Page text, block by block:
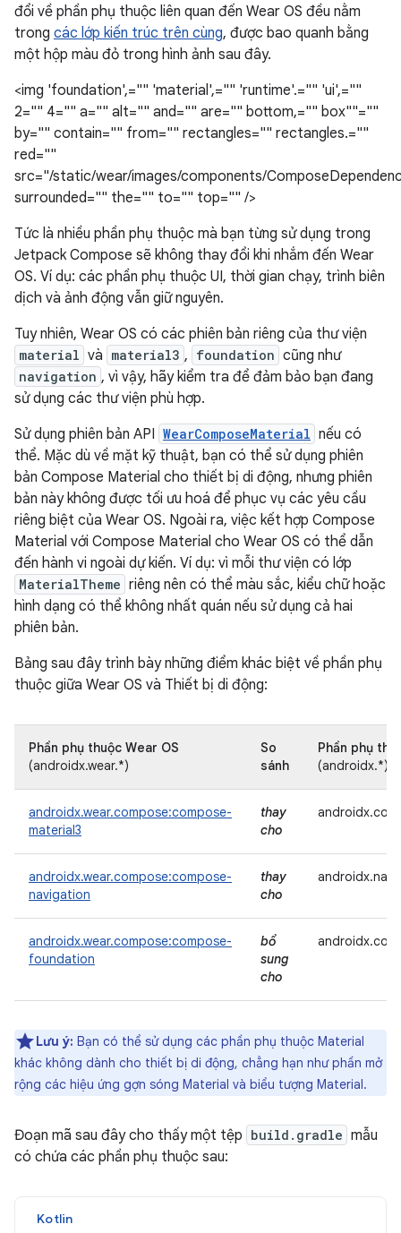
đổi về phần phụ thuộc liên quan đến Wear OS đều nằm
trong các lớp kiến trúc trên cùng, được bao quanh bằng
một hộp màu đỏ trong hình ảnh sau đây.
<img 'foundation',="" 'material',="" 'runtime'.="" 'ui',=""
2="" 4="" a="" alt="" and="" are="" bottom,="" box""=""
by="" contain="" from="" rectangles="" rectangles.=""
red=""
src="/static/wear/images/components/
surrounded="" the="" to="" top="" />
Tức là nhiều phần phụ thuộc mà bạn từng sử dụng trong
Jetpack Compose sẽ không thay đổi khi nhắm đến Wear
OS. Ví dụ: các phần phụ thuộc UI, thời gian chạy, trình biên
dịch và ảnh động vẫn giữ nguyên.
Tuy nhiên, Wear OS có các phiên bản riêng của thư viện
material và material3 , foundation cũng như
navigation , vì vậy, hãy kiểm tra để đảm bảo bạn đang
sử dụng các thư viện phù hợp.
Sử dụng phiên bản API WearComposeMaterial nếu có
thể. Mặc dù về mặt kỹ thuật, bạn có thể sử dụng phiên
bản Compose Material cho thiết bị di động, nhưng phiên
bản này không được tối ưu hoá để phục vụ các yêu cầu
riêng biệt của Wear OS. Ngoài ra, việc kết hợp Compose
Material với Compose Material cho Wear OS có thể dẫn
đến hành vi ngoài dự kiến. Ví dụ: vì mỗi thư viện có lớp
MaterialTheme riêng nên có thể màu sắc, kiểu chữ hoặc
hình dạng có thể không nhất quán nếu sử dụng cả hai
phiên bản.
Bảng sau đây trình bày những điểm khác biệt về phần phụ
thuộc giữa Wear OS và Thiết bị di động:
Phần phụ thuộc Wear OS
(androidx.wear.*)
So
sánh
Phần phụ
(androidx.*)
androidx.wear.compose:compose-
material3
thay
cho
androidx.wear.compose:compose-
navigation
thay
cho
androidx.wear.compose:compose-
foundation
bổ
sung
cho
Lưu ý: Bạn có thể sử dụng các phần phụ thuộc Material
khác không dành cho thiết bị di động, chẳng hạn như phần mở
rộng các hiệu ứng gợn sóng Material và biểu tượng Material.
Đoạn mã sau đây cho thấy một tệp build.gradle mẫu
có chứa các phần phụ thuộc sau:
Kotlin